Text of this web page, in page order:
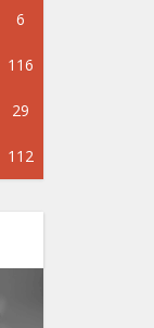
6
116
29
112